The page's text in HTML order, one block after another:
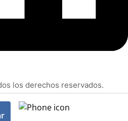
los derechos reservados.